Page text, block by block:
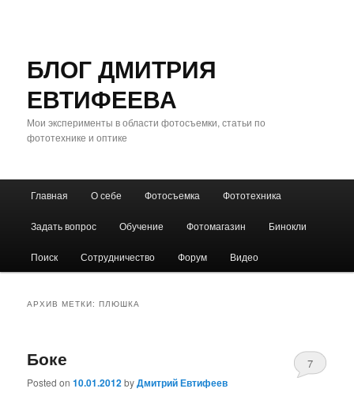
БЛОГ ДМИТРИЯ
ЕВТИФЕЕВА
Мои эксперименты в области фотосъемки, статьи по
фототехнике и оптике
Перейти
к
основному
содержимому
Перейти
к
дополнительному
содержимому
Главная О себе Фотосъемка Фототехника
Задать вопрос Обучение Фотомагазин Бинокли
Поиск Сотрудничество Форум Видео
АРХИВ МЕТКИ:ПЛЮШКА
Боке
Posted on10.01.2012byДмитрий Евтифеев
7